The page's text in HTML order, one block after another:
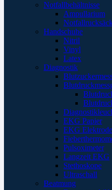
Notfallbehältnisse
Ampullarium
Handschuhe
Nitril
Vinyl
Latex
Diagnostik
EKG Papier
EKG
Pulsoximeter
Langzeit EKG
Stethoskope
Ultraschall
Beatmung